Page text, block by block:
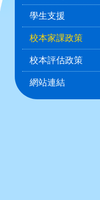
學生支援
校本家課政策
校本評估政策
網站連結